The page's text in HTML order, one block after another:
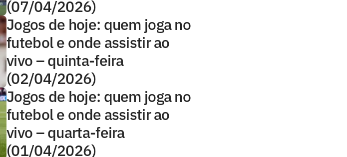
(07/04/2026)
Jogos de hoje: quem joga no
futebol e onde assistir ao
vivo – quinta-feira
(02/04/2026)
Jogos de hoje: quem joga no
futebol e onde assistir ao
vivo – quarta-feira
(01/04/2026)